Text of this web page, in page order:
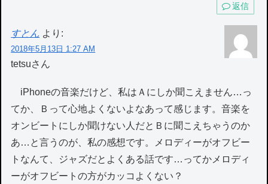
返信
すとん より:
2018年5月13日 1:27 AM
tetsuさん
iPhoneの音楽だけど、私はＡにしか聞こえません…っ
てか、Ｂって心地よくないよなあって感じます。音楽を
オンビートにしか聞けない人だとＢに聞こえちゃうのか
あ…と言うのが、私の感想です。メロディーがオフビー
トなんて、ジャズだとよくある話です…ってかメロディ
ーがオフビートの方がカッコよくない？